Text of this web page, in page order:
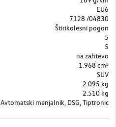
EU6
7128 /04830
Štirikolesni pogon
5
5
na zahtevo
1.968 cm³
SUV
2.095 kg
2.510 kg
Avtomatski menjalnik, DSG, Tiptronic